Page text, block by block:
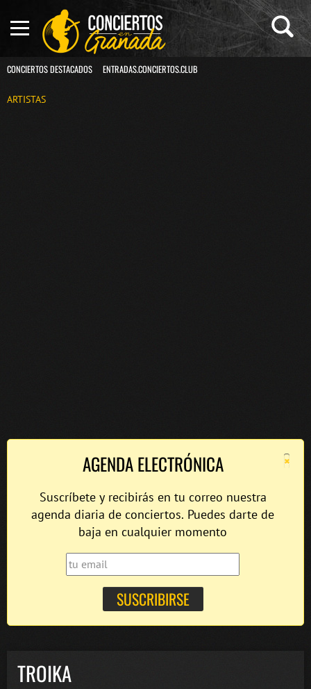
CONCIERTOS DESTACADOS ENTRADAS.CONCIERTOS.CLUB
ARTISTAS
×
AGENDA ELECTRÓNICA
Suscríbete y recibirás en tu correo nuestra
agenda diaria de conciertos. Puedes darte de
baja en cualquier momento
TROIKA